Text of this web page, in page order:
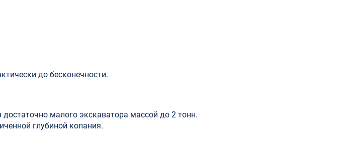
до бесконечности.
малого экскаватора массой до 2 тонн.
глубиной копания.